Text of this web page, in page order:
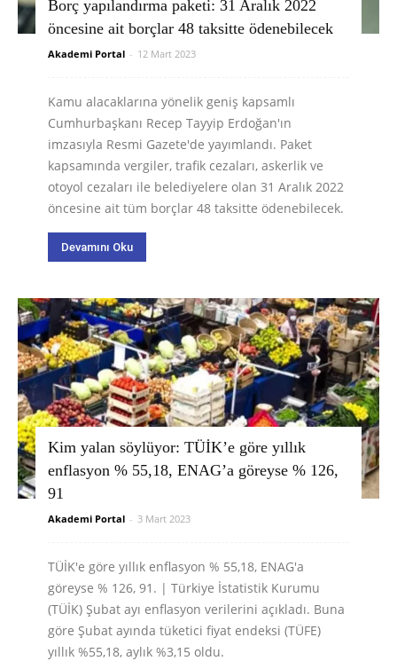
Borç yapılandırma paketi: 31 Aralık 2022
öncesine ait borçlar 48 taksitte ödenebilecek
Akademi Portal - 12 Mart 2023
Kamu alacaklarına yönelik geniş kapsamlı
Cumhurbaşkanı Recep Tayyip Erdoğan'ın
imzasıyla Resmi Gazete'de yayımlandı. Paket
kapsamında vergiler, trafik cezaları, askerlik ve
otoyol cezaları ile belediyelere olan 31 Aralık 2022
öncesine ait tüm borçlar 48 taksitte ödenebilecek.
Devamını Oku
Kim yalan söylüyor: TÜİK’e göre yıllık
enflasyon % 55,18, ENAG’a göreyse % 126,
91
Akademi Portal - 3 Mart 2023
TÜİK'e göre yıllık enflasyon % 55,18, ENAG'a
göreyse % 126, 91. | Türkiye İstatistik Kurumu
(TÜİK) Şubat ayı enflasyon verilerini açıkladı. Buna
göre Şubat ayında tüketici fiyat endeksi (TÜFE)
yıllık %55,18, aylık %3,15 oldu.